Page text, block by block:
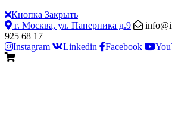
Кнопка Закрыть
г. Москва, ул. Паперника д.9
925 68 17
Instagram
Linkedin Facebook